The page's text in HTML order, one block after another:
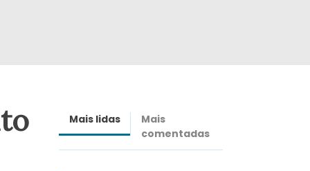
Mais lidas
Mais
comentadas